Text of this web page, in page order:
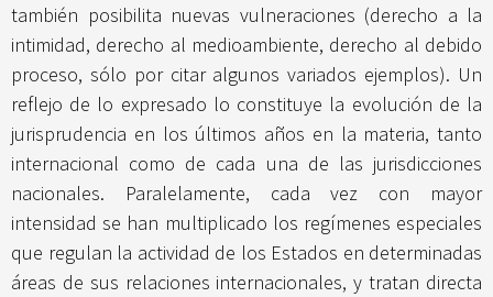
también posibilita nuevas vulneraciones (derecho a la
intimidad, derecho al medioambiente, derecho al debido
proceso, sólo por citar algunos variados ejemplos). Un
reflejo de lo expresado lo constituye la evolución de la
jurisprudencia en los últimos años en la materia, tanto
internacional como de cada una de las jurisdicciones
nacionales. Paralelamente, cada vez con mayor
intensidad se han multiplicado los regímenes especiales
que regulan la actividad de los Estados en determinadas
áreas de sus relaciones internacionales, y tratan directa